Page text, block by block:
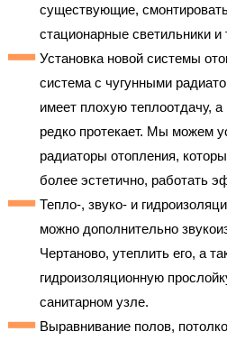
существующие,
стационарные светильники и
Установка новой системы
система с чугунными
имеет плохую теплоотдачу,
редко протекает. Мы можем
радиаторы отопления,
более эстетично, работать
Тепло-, звуко- и
можно дополнительно
Чертаново, утеплить его, а
гидроизоляционную
санитарном узле.
Выравнивание полов,